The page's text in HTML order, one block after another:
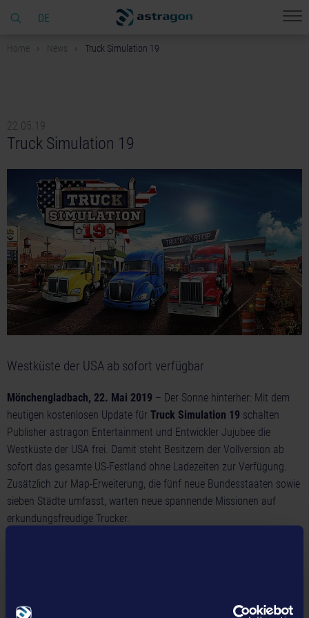
DE
Home News Truck Simulation 19
22.05.19
Truck Simulation 19
Westküste der USA ab sofort verfügbar
Mönchengladbach, 22. Mai 2019 – Der Sonne hinterher: Mit dem
heutigen kostenlosen Update für Truck Simulation 19 schalten
Publisher astragon Entertainment und Entwickler Jujubee die
Westküste der USA frei. Damit steht Besitzern der Vollversion ab
sofort das gesamte US-Festland ohne Ladezeiten zur Verfügung.
Zusätzlich zur Map-Erweiterung, die fünf neue Bundesstaaten sowie
sieben Städte umfasst, warten neue spannende Missionen auf
erkundungsfreudige Trucker.